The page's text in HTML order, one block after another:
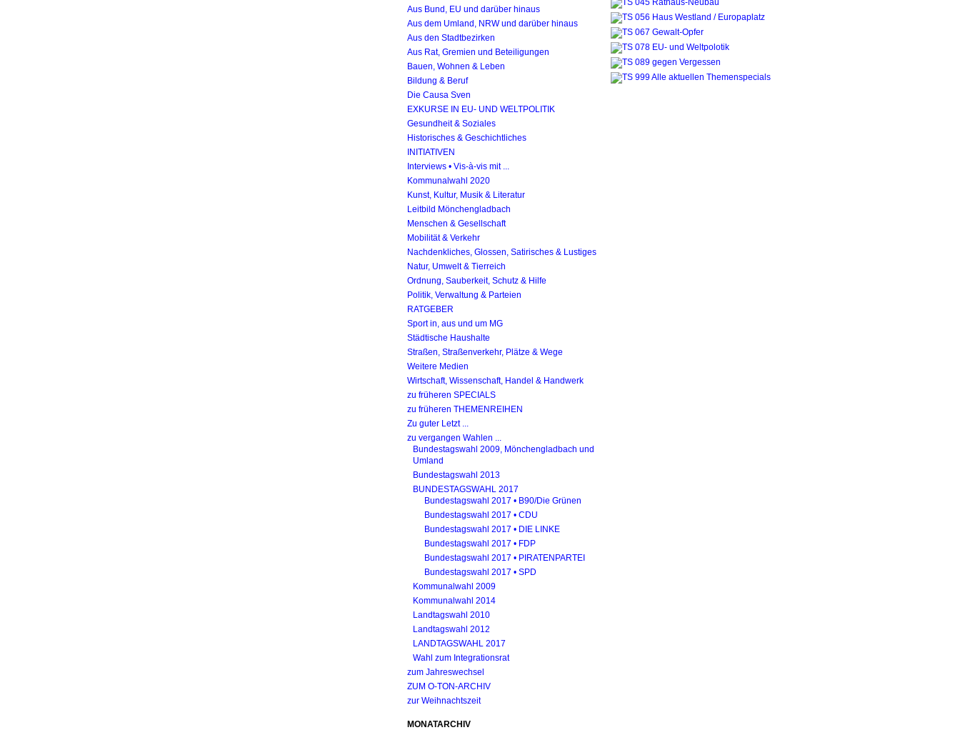
Aus Bund, EU und darüber hinaus
Aus dem Umland, NRW und darüber hinaus
Aus den Stadtbezirken
Aus Rat, Gremien und Beteiligungen
Bauen, Wohnen & Leben
Bildung & Beruf
Die Causa Sven
EXKURSE IN EU- UND WELTPOLITIK
Gesundheit & Soziales
Historisches & Geschichtliches
INITIATIVEN
Interviews • Vis-à-vis mit ...
Kommunalwahl 2020
Kunst, Kultur, Musik & Literatur
Leitbild Mönchengladbach
Menschen & Gesellschaft
Mobilität & Verkehr
Nachdenkliches, Glossen, Satirisches & Lustiges
Natur, Umwelt & Tierreich
Ordnung, Sauberkeit, Schutz & Hilfe
Politik, Verwaltung & Parteien
RATGEBER
Sport in, aus und um MG
Städtische Haushalte
Straßen, Straßenverkehr, Plätze & Wege
Weitere Medien
Wirtschaft, Wissenschaft, Handel & Handwerk
zu früheren SPECIALS
zu früheren THEMENREIHEN
Zu guter Letzt ...
zu vergangen Wahlen ...
Bundestagswahl 2009, Mönchengladbach und
Umland
Bundestagswahl 2013
BUNDESTAGSWAHL 2017
Bundestagswahl 2017 • B90/Die Grünen
Bundestagswahl 2017 • CDU
Bundestagswahl 2017 • DIE LINKE
Bundestagswahl 2017 • FDP
Bundestagswahl 2017 • PIRATENPARTEI
Bundestagswahl 2017 • SPD
Kommunalwahl 2009
Kommunalwahl 2014
Landtagswahl 2010
Landtagswahl 2012
LANDTAGSWAHL 2017
Wahl zum Integrationsrat
zum Jahreswechsel
ZUM O-TON-ARCHIV
zur Weihnachtszeit
MONATARCHIV